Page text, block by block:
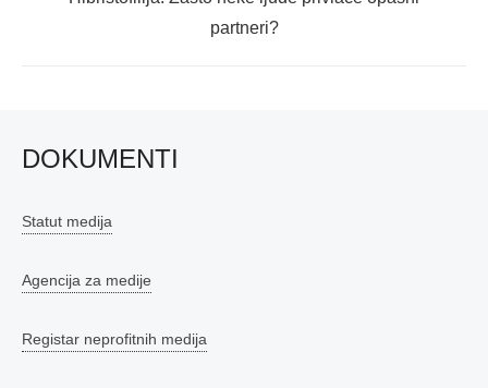
partneri?
DOKUMENTI
Statut medija
Agencija za medije
Registar neprofitnih medija